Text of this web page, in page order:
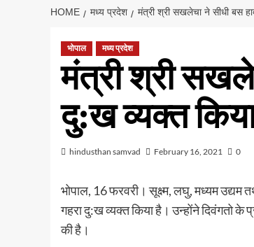
HOME मध्य प्रदेश मंत्री श्री सखलेचा ने सीधी बस
भोपाल मध्य प्रदेश
मंत्री श्री
दु:ख व्यक्त
hindusthan samvad February 16, 2021 0
भोपाल, 16 फरवरी। सूक्ष्म, लघु, मध्यम उद्यम
गहरा दु:ख व्यक्त किया है। उन्होंने दिवंगतो के
की है।